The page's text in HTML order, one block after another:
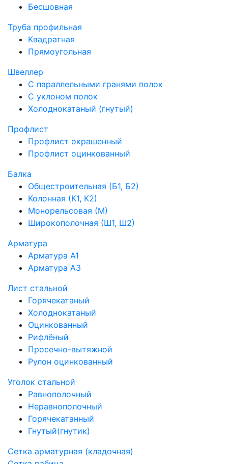
Бесшовная
Труба профильная
Квадратная
Прямоугольная
Швеллер
С параллельными гранями полок
С уклоном полок
Холоднокатаный (гнутый)
Профлист
Профлист окрашенный
Профлист оцинкованный
Балка
Общестроительная (Б1, Б2)
Колонная (К1, К2)
Монорельсовая (М)
Широкополочная (Ш1, Ш2)
Арматура
Арматура А1
Арматура А3
Лист стальной
Горячекатаный
Холоднокатаный
Оцинкованный
Рифлёный
Просечно-вытяжной
Рулон оцинкованный
Уголок стальной
Равнополочный
Неравнополочный
Горячекатанный
Гнутый(гнутик)
Сетка арматурная (кладочная)